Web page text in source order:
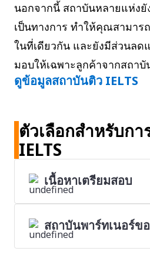
นอกจากนี้ สถาบันหลายแห่งยั
เป็นทางการ ทำให้คุณสามาร
ในที่เดียวกัน และยังมีส่วนลด
มอบให้เฉพาะลูกค้าจากสถาบั
ดูข้อมูลสถาบันติว IELTS
ตัวเลือกสำหรับกา
IELTS
เนื้อหาเตรียมสอบ
สถาบันพาร์ทเนอร์ขอ